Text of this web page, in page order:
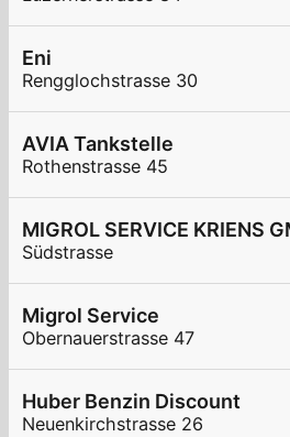
Eni
Rengglochstrasse 30
AVIA Tankstelle
Rothenstrasse 45
Südstrasse
Migrol Service
Obernauerstrasse 47
Huber Benzin Discount
Neuenkirchstrasse 26